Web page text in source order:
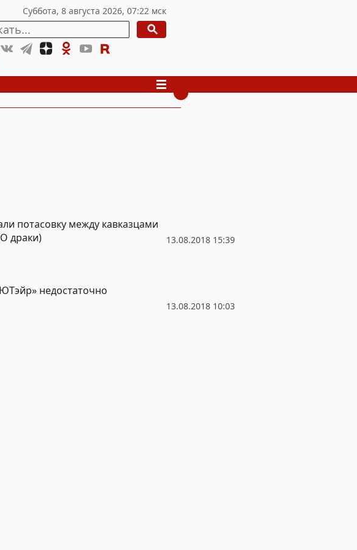
13.08.2018 15:39
потасовку между кавказцами
драки)
13.08.2018 10:03
недостаточно